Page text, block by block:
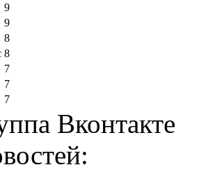
9
9
8
8
7
7
7
Вконтакте